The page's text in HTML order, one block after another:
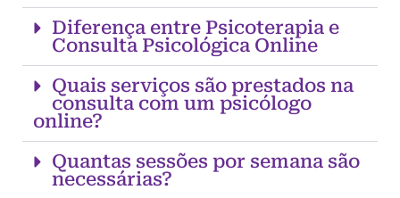
Diferença entre Psicoterapia e
Consulta Psicológica Online
Quais serviços são prestados na
consulta com um psicólogo
online?
Quantas sessões por semana são
necessárias?